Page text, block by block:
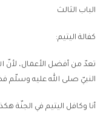
الباب الثالث
كفالة اليتيم:
تعدّ من أفضل الأعمال، لأنّ
النبيّ صلى الله عليه وسلّم
أنا وكافل اليتيم في الجنّة